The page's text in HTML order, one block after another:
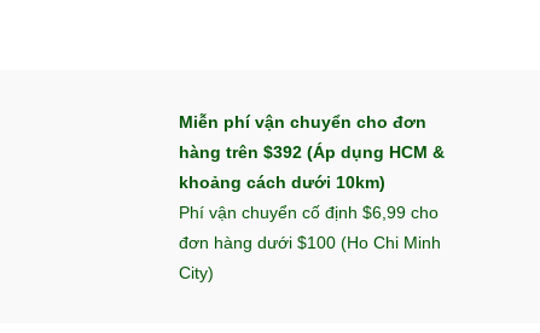
Miễn phí vận chuyển cho đơn
hàng trên $392 (Áp dụng HCM &
khoảng cách dưới 10km)
Phí vận chuyển cố định $6,99 cho
đơn hàng dưới $100 (Ho Chi Minh
City)